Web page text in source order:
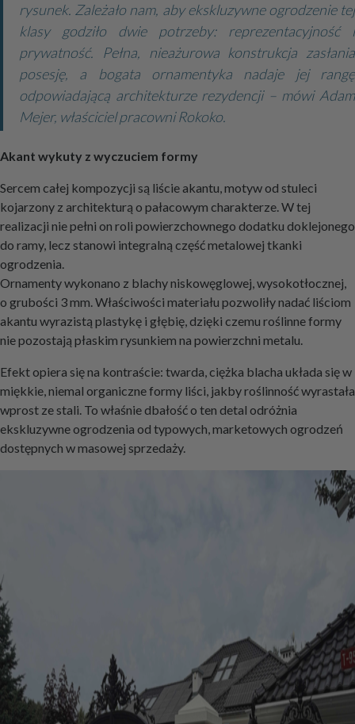
rysunek. Zależało nam, aby ekskluzywne ogrodzenie tej
klasy godziło dwie potrzeby: reprezentacyjność i
prywatność. Pełna, nieażurowa konstrukcja zasłania
posesję, a bogata ornamentyka nadaje jej rangę
odpowiadającą architekturze rezydencji – mówi Adam
Mejer, właściciel pracowni Rokoko.
Akant wykuty z wyczuciem formy
Sercem całej kompozycji są liście akantu, motyw od stuleci
kojarzony z architekturą o pałacowym charakterze. W tej
realizacji nie pełni on roli powierzchownego dodatku doklejonego
do ramy, lecz stanowi integralną część metalowej tkanki
ogrodzenia.
Ornamenty wykonano z blachy niskowęglowej, wysokotłocznej,
o grubości 3 mm. Właściwości materiału pozwoliły nadać liściom
akantu wyrazistą plastykę i głębię, dzięki czemu roślinne formy
nie pozostają płaskim rysunkiem na powierzchni metalu.
Efekt opiera się na kontraście: twarda, ciężka blacha układa się w
miękkie, niemal organiczne formy liści, jakby roślinność wyrastała
wprost ze stali. To właśnie dbałość o ten detal odróżnia
ekskluzywne ogrodzenia od typowych, marketowych ogrodzeń
dostępnych w masowej sprzedaży.